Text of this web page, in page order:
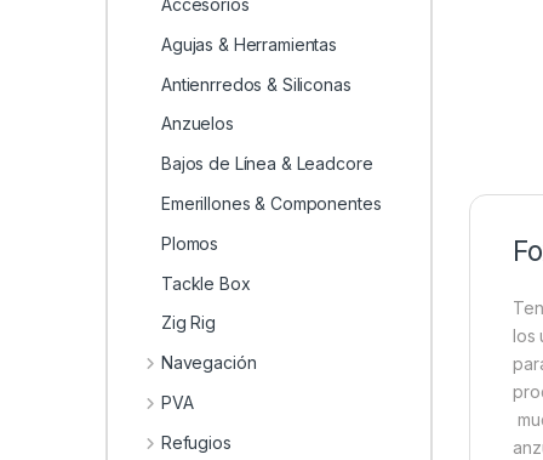
los
Accesorios
Agujas & Herramientas
Antienrredos & Siliconas
Anzuelos
Bajos de Línea & Leadcore
Emerillones & Componentes
Plomos
Tackle Box
Zig Rig
Navegación
PVA
Refugios